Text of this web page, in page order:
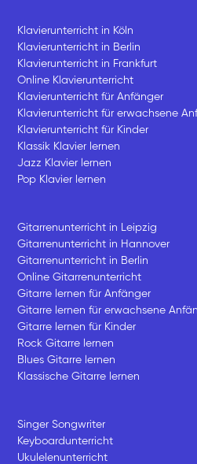
Klavierunterricht in Köln
Klavierunterricht in Berlin
Klavierunterricht in Frankfurt
Online Klavierunterricht
Klavierunterricht für Anfänger
Klavierunterricht für erwachsene
Klavierunterricht für Kinder
Klassik Klavier lernen
Jazz Klavier lernen
Pop Klavier lernen
Gitarrenunterricht in Leipzig
Gitarrenunterricht in Hannover
Gitarrenunterricht in Berlin
Online Gitarrenunterricht
Gitarre lernen für Anfänger
Gitarre lernen für erwachsene
Gitarre lernen für Kinder
Rock Gitarre lernen
Blues Gitarre lernen
Klassische Gitarre lernen
Singer Songwriter
Keyboardunterricht
Ukulelenunterricht